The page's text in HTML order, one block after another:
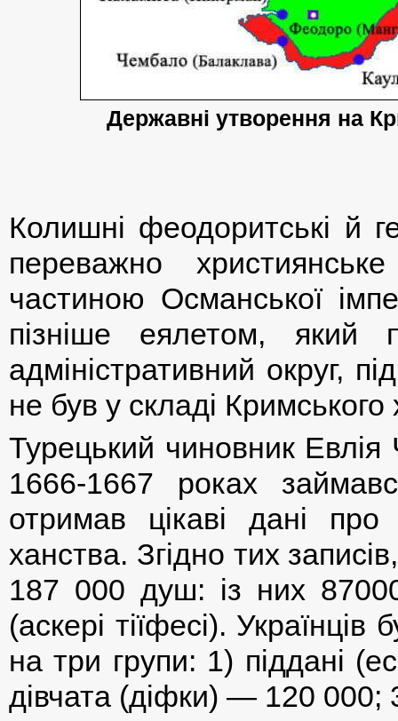
Державні утворення на
Колишні феодоритські й
переважно
частиною Османської
пізніше еялетом,
адміністративний округ,
не був у складі Кримського
Турецький чиновник
1666-1667 роках
отримав цікаві дані
ханства. Згідно тих
187 000 душ: із них
(аскері тіїфесі).
на три групи: 1) піддані
дівчата (діфки) — 120 000;